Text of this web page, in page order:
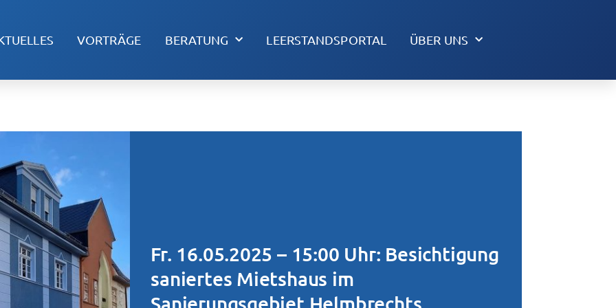
VORTRÄGE BERATUNG LEERSTANDSPORTAL ÜBER UNS
Fr. 16.05.2025 – 15:00 Uhr: Besichtigung
saniertes Mietshaus im
Sanierungsgebiet Helmbrechts